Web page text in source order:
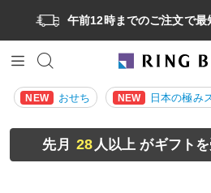
午前12時までのご注文で最
NEW おせち NEW 日本の極み
先月 28 人以上 がギフト